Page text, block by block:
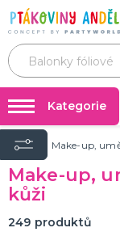
Půjčovna
Párty výzdoba
Nafukování
Prodejny
Kategorie
ROZLUČKA SE
Doplňky pro
Svatební
Výzdoba a
Dárky pro
Dopňky pro
DALŠÍ KATEGORIE
Úvod Make-up,
Make-up,
kůži
249 produktů